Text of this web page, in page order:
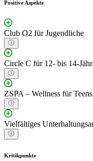
Positive Aspekte
Club O2 für Jugendliche
Circle C für 12- bis 14-
ZSPA – Wellness für Teens
Vielfältiges
Kritikpunkte